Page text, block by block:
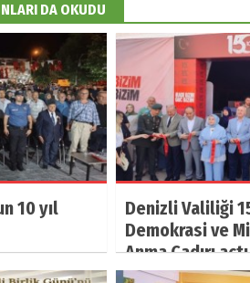
DA OKUDU
10 yıl
Denizli Valiliği
Demokrasi ve
Anma Çadırı